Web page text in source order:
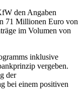
den Angaben
71 Millionen Euro von
im Volumen von
inklusive
vergeben.
der
bei einem positiven